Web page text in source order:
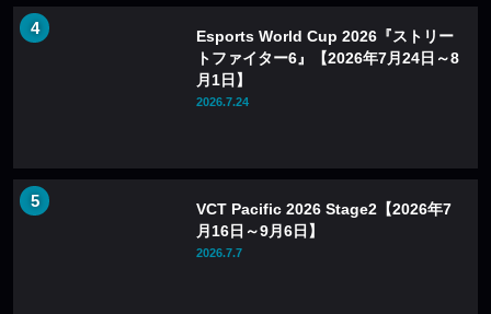
Esports World Cup 2026『ストリー
トファイター6』【2026年7月24日～8
月1日】
2026.7.24
VCT Pacific 2026 Stage2【2026年7
月16日～9月6日】
2026.7.7